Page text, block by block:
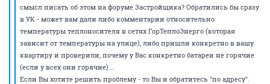
смысл писать об этом на форуме Застройщика? Обратились бы сразу
в УК - может вам дали либо комментарии относительно
температуры теплоносителя в сетях ГорТеплоЭнерго (которая
зависит от температуры на улице), либо пришли конкретно в вашу
квартиру и проверили, почему у Вас конкретно батареи не горячие
(если у всех они горячие)...
Если Вы хотите решить проблему - то Вы и обратитесь "по адресу".